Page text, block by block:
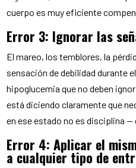
cuerpo es muy eficiente
Error 3: Ignorar las
El mareo, los temblores, la
sensación de debilidad durante
hipoglucemia que no deben
está diciendo claramente que
en ese estado no es disciplina —
Error 4: Aplicar el
a cualquier tipo de